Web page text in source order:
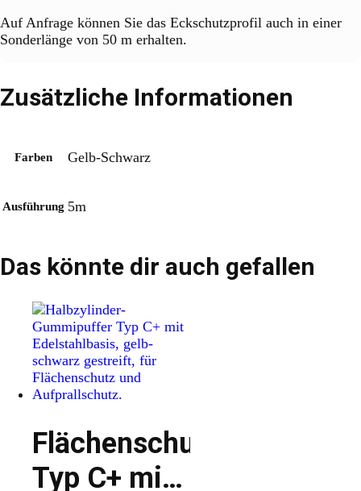
Auf Anfrage können Sie das Eckschutzprofil auch in einer
Sonderlänge von 50 m erhalten.
Zusätzliche Informationen
Farben Gelb-Schwarz
Ausführung 5m
Das könnte dir auch gefallen
Flächenschutz
Typ C+ mit